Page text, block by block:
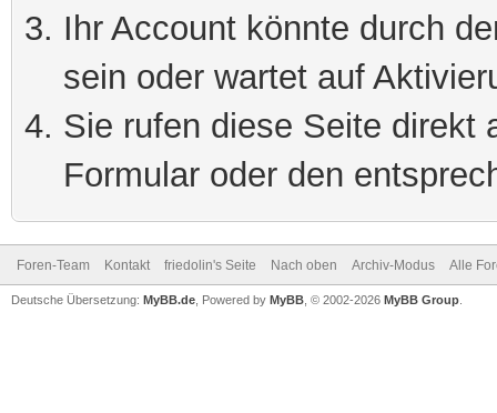
Ihr Account könnte durch
sein oder wartet auf
Sie rufen diese Seite direkt
Formular oder den
Foren-Team Kontakt friedolin's Seite Nach oben Archiv-Modus Alle
Deutsche Übersetzung: MyBB.de , Powered by MyBB , © 2002-2026 MyBB Group